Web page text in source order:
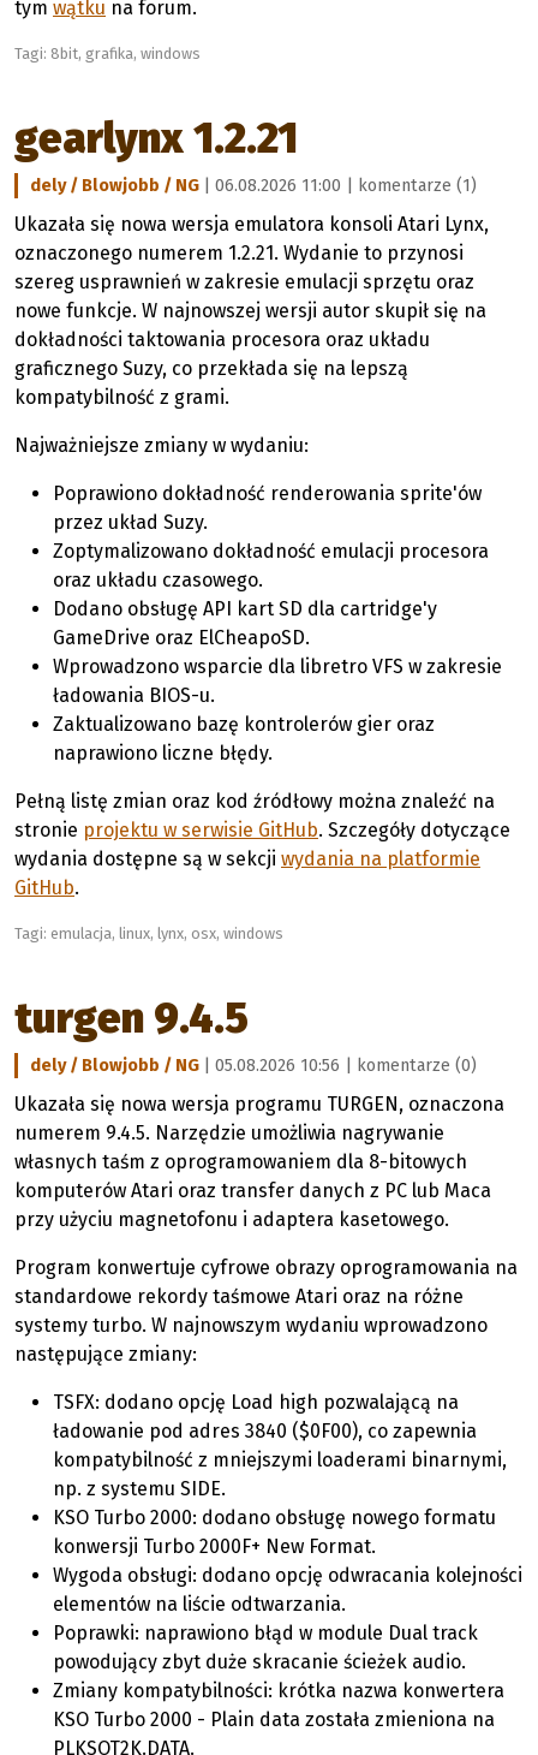
tym wątku na forum.
Tagi: 8bit, grafika, windows
gearlynx 1.2.21
dely / Blowjobb / NG | 06.08.2026 11:00 | komentarze (1)
Ukazała się nowa wersja emulatora konsoli Atari Lynx,
oznaczonego numerem 1.2.21. Wydanie to przynosi
szereg usprawnień w zakresie emulacji sprzętu oraz
nowe funkcje. W najnowszej wersji autor skupił się na
dokładności taktowania procesora oraz układu
graficznego Suzy, co przekłada się na lepszą
kompatybilność z grami.
Najważniejsze zmiany w wydaniu:
Poprawiono dokładność renderowania sprite'ów
przez układ Suzy.
Zoptymalizowano dokładność emulacji procesora
oraz układu czasowego.
Dodano obsługę API kart SD dla cartridge'y
GameDrive oraz ElCheapoSD.
Wprowadzono wsparcie dla libretro VFS w zakresie
ładowania BIOS-u.
Zaktualizowano bazę kontrolerów gier oraz
naprawiono liczne błędy.
Pełną listę zmian oraz kod źródłowy można znaleźć na
stronie projektu w serwisie GitHub. Szczegóły dotyczące
wydania dostępne są w sekcji wydania na platformie
GitHub.
Tagi: emulacja, linux, lynx, osx, windows
turgen 9.4.5
dely / Blowjobb / NG | 05.08.2026 10:56 | komentarze (0)
Ukazała się nowa wersja programu TURGEN, oznaczona
numerem 9.4.5. Narzędzie umożliwia nagrywanie
własnych taśm z oprogramowaniem dla 8-bitowych
komputerów Atari oraz transfer danych z PC lub Maca
przy użyciu magnetofonu i adaptera kasetowego.
Program konwertuje cyfrowe obrazy oprogramowania na
standardowe rekordy taśmowe Atari oraz na różne
systemy turbo. W najnowszym wydaniu wprowadzono
następujące zmiany:
TSFX: dodano opcję Load high pozwalającą na
ładowanie pod adres 3840 ($0F00), co zapewnia
kompatybilność z mniejszymi loaderami binarnymi,
np. z systemu SIDE.
KSO Turbo 2000: dodano obsługę nowego formatu
konwersji Turbo 2000F+ New Format.
Wygoda obsługi: dodano opcję odwracania kolejności
elementów na liście odtwarzania.
Poprawki: naprawiono błąd w module Dual track
powodujący zbyt duże skracanie ścieżek audio.
Zmiany kompatybilności: krótka nazwa konwertera
KSO Turbo 2000 - Plain data została zmieniona na
PLKSOT2K.DATA.